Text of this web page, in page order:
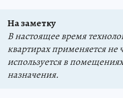
На заметку
В настоящее время
квартирах применяется не
используется в
назначения.